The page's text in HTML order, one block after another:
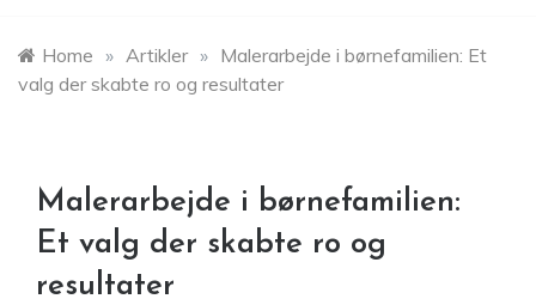
Home » Artikler » Malerarbejde i børnefamilien: Et
valg der skabte ro og resultater
Malerarbejde i børnefamilien:
Et valg der skabte ro og
resultater